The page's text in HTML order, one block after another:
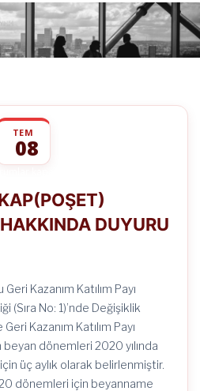
TEM
08
DUYURU
DUYURU
Kazanım Katılım Payı
(Sıra No: 1)’nde Değişiklik
Kazanım Katılım Payı
dönemleri 2020 yılında
üç aylık olarak belirlenmiştir.
dönemleri için beyanname